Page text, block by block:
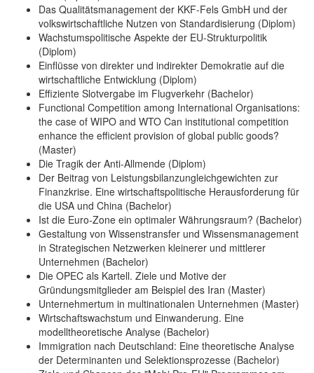
Das Qualitätsmanagement der KKF-Fels GmbH und der
volkswirtschaftliche Nutzen von Standardisierung (Diplom)
Wachstumspolitische Aspekte der EU-Strukturpolitik
(Diplom)
Einflüsse von direkter und indirekter Demokratie auf die
wirtschaftliche Entwicklung (Diplom)
Effiziente Slotvergabe im Flugverkehr (Bachelor)
Functional Competition among International Organisations:
the case of WIPO and WTO Can institutional competition
enhance the efficient provision of global public goods?
(Master)
Die Tragik der Anti-Allmende (Diplom)
Der Beitrag von Leistungsbilanzungleichgewichten zur
Finanzkrise. Eine wirtschaftspolitische Herausforderung für
die USA und China (Bachelor)
Ist die Euro-Zone ein optimaler Währungsraum? (Bachelor)
Gestaltung von Wissenstransfer und Wissensmanagement
in Strategischen Netzwerken kleinerer und mittlerer
Unternehmen (Bachelor)
Die OPEC als Kartell. Ziele und Motive der
Gründungsmitglieder am Beispiel des Iran (Master)
Unternehmertum in multinationalen Unternehmen (Master)
Wirtschaftswachstum und Einwanderung. Eine
modelltheoretische Analyse (Bachelor)
Immigration nach Deutschland: Eine theoretische Analyse
der Determinanten und Selektionsprozesse (Bachelor)